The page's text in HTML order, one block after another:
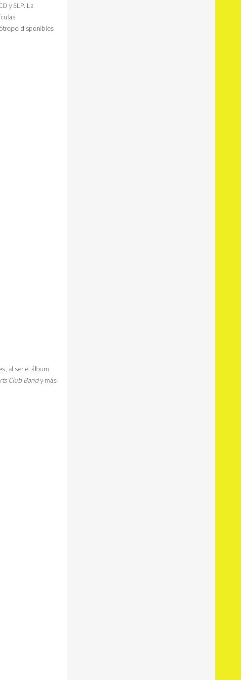
y 5LP. La
disponibles
al ser el álbum
Club Bandy más